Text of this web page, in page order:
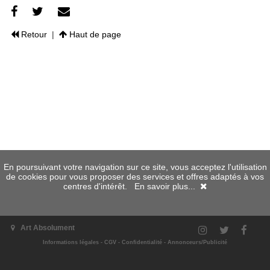
Retour| Haut de page
Art Absolument
Informations légales - CGV - Confidentialité - Annonceurs/Publicité
En poursuivant votre navigation sur ce site, vous acceptez l'utilisation
de cookies pour vous proposer des services et offres adaptés à vos
centres d'intérêt. En savoir plus...